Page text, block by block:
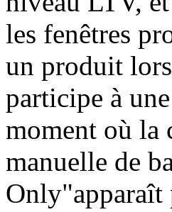
les fenêtres
un produit
participe à
moment où la
manuelle de
Only"apparaît